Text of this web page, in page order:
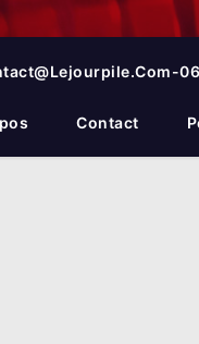
Contact